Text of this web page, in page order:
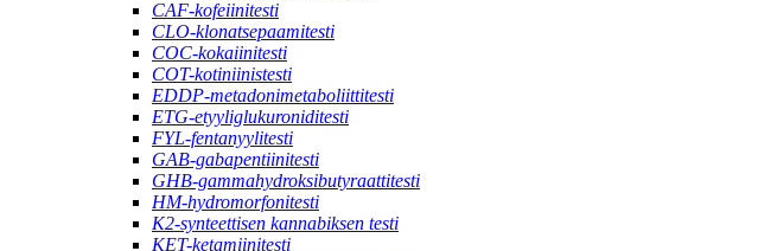
CAF-kofeiinitesti
CLO-klonatsepaamitesti
COC-kokaiinitesti
COT-kotiniinistesti
EDDP-metadonimetaboliittitesti
ETG-etyyliglukuroniditesti
FYL-fentanyylitesti
GAB-gabapentiinitesti
GHB-gammahydroksibutyraattitesti
HM-hydromorfonitesti
K2-synteettisen kannabiksen testi
KET-ketamiinitesti